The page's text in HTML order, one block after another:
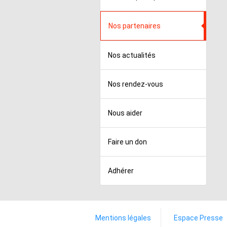
Nos partenaires
Nos actualités
Nos rendez-vous
Nous aider
Faire un don
Adhérer
Mentions légales Espace Presse